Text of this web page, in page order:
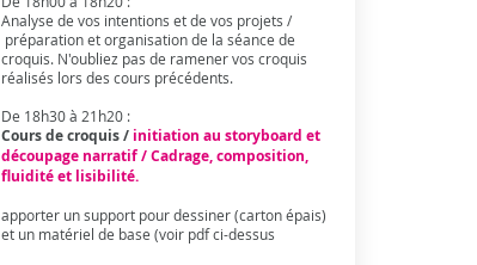
Analyse de vos intentions et de vos projets /
préparation et organisation de la séance de
croquis. N'oubliez pas de ramener vos croquis
réalisés lors des cours précédents.
De 18h30 à 21h20 :
Cours de croquis / initiation au storyboard et
découpage narratif / Cadrage, composition,
fluidité et lisibilité.
apporter un support pour dessiner (carton épais)
et un matériel de base (voir pdf ci-dessus